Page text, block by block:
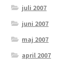
juli 2007
juni 2007
maj 2007
april 2007